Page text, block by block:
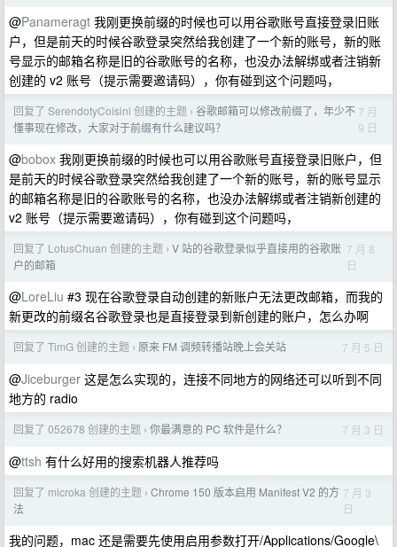
@Panameragt 我刚更换前缀的时候也可以用谷歌账号直接登录旧账
户，但是前天的时候谷歌登录突然给我创建了一个新的账号，新的账
号显示的邮箱名称是旧的谷歌账号的名称，也没办法解绑或者注销新
创建的 v2 账号（提示需要邀请码），你有碰到这个问题吗，
回复了 SerendotyCoisini 创建的主题 › 谷歌邮箱可以修改前缀了，年少不
懂事现在修改，大家对于前缀有什么建议吗？
7 月
9 日
@bobox 我刚更换前缀的时候也可以用谷歌账号直接登录旧账户，但
是前天的时候谷歌登录突然给我创建了一个新的账号，新的账号显示
的邮箱名称是旧的谷歌账号的名称，也没办法解绑或者注销新创建的
v2 账号（提示需要邀请码），你有碰到这个问题吗，
回复了 LotusChuan 创建的主题 › V 站的谷歌登录似乎直接用的谷歌账
户的邮箱
7 月 8
日
@LoreLiu #3 现在谷歌登录自动创建的新账户无法更改邮箱，而我的
新更改的前缀名谷歌登录也是直接登录到新创建的账户，怎么办啊
回复了 TimG 创建的主题 › 原来 FM 调频转播站晚上会关站 7 月 5 日
@Jiceburger 这是怎么实现的，连接不同地方的网络还可以听到不同
地方的 radio
回复了 052678 创建的主题 › 你最满意的 PC 软件是什么？ 7 月 3 日
@ttsh 有什么好用的搜索机器人推荐吗
回复了 microka 创建的主题 › Chrome 150 版本启用 Manifest V2 的方
法
7 月 3
日
我的问题，mac 还是需要先使用启用参数打开/Applications/Google\